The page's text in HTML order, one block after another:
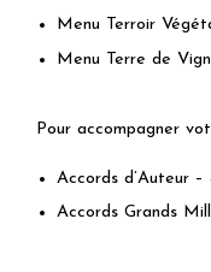
Menu Terroir
Menu Terre de
Pour accompagner
Accords d’Auteur
Accords Grands